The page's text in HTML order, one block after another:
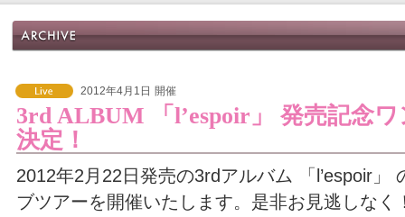
2012年4月1日 開催
3rd ALBUM 「l’espoir」 発売記念
決定！
2012年2月22日発売の3rdアルバム 「l’espoir」
ブツアーを開催いたします。是非お見逃しなく